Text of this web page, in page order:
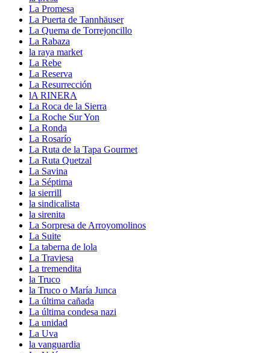
La Promesa
La Puerta de Tannhäuser
La Quema de Torrejoncillo
La Rabaza
la raya market
La Rebe
La Reserva
La Resurrección
lA RINERA
La Roca de la Sierra
La Roche Sur Yon
La Ronda
La Rosarío
La Ruta de la Tapa Gourmet
La Ruta Quetzal
La Savina
La Séptima
la sierrill
la sindicalista
la sirenita
La Sorpresa de Arroyomolinos
La Suite
La taberna de lola
La Traviesa
La tremendita
la Truco
la Truco o María Junca
La última cañada
La última condesa nazi
La unidad
La Uva
la vanguardia